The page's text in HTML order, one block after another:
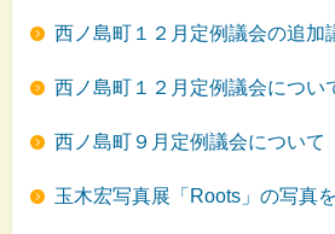
西ノ島町１２月定例議会の追加
西ノ島町１２月定例議会につい
西ノ島町９月定例議会について
玉木宏写真展「Roots」の写真